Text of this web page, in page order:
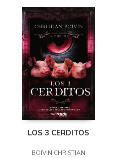
LOS 3 CERDITOS
BOIVIN CHRISTIAN